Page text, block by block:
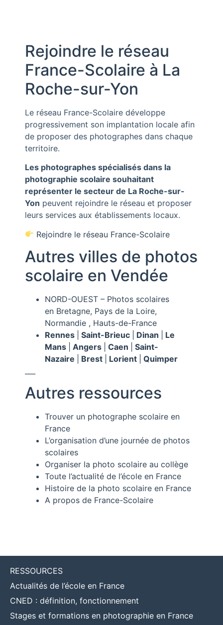
Rejoindre le réseau
France-Scolaire à La
Roche-sur-Yon
Le réseau France-Scolaire développe
progressivement son implantation locale afin
de proposer des photographes dans chaque
territoire.
Les photographes spécialisés dans la
photographie scolaire souhaitant
représenter le secteur de La Roche-sur-
Yon peuvent rejoindre le réseau et proposer
leurs services aux établissements locaux.
Rejoindre le réseau France-Scolaire
Autres villes de photos
scolaire en Vendée
NORD-OUEST – Photos scolaires
en Bretagne, Pays de la Loire,
Normandie , Hauts-de-France
Rennes
Saint-Brieuc Dinan
Le
Mans
Angers Caen
Saint-
Nazaire
Brest Lorient
Quimper
Autres ressources
Trouver un photographe scolaire en
France
L’organisation d’une journée de photos
scolaires
Organiser la photo scolaire au collège
Toute l’actualité de l’école en France
Histoire de la photo scolaire en France
A propos de France-Scolaire
RESSOURCES
Actualités de l’école en France
CNED : définition, fonctionnement
Stages et formations en photographie en France